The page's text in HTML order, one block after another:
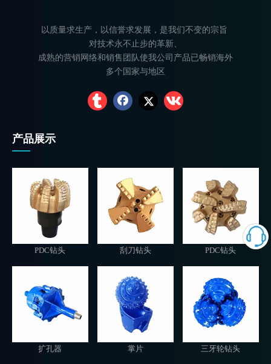
以质量求生产，以信誉求发展，是我们不变的宗旨
对技术永不止步的革新、
成熟的营销网络和销售团队使我公司产品已畅销海外
多个国家与地区
产品展示
PDC钻头 刮刀钻头 PDC钻头
扩孔器 掌片 三牙轮钻头